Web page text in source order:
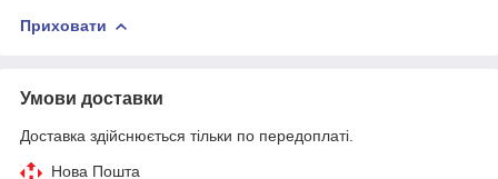
Приховати
Умови доставки
Доставка здійснюється тільки по передоплаті.
Нова Пошта